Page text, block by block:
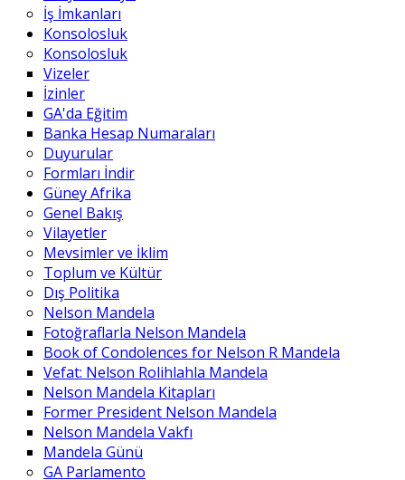
İş İmkanları
Konsolosluk
Konsolosluk
Vizeler
İzinler
GA'da Eğitim
Banka Hesap Numaraları
Duyurular
Formları İndir
Güney Afrika
Genel Bakış
Vilayetler
Mevsimler ve İklim
Toplum ve Kültür
Dış Politika
Nelson Mandela
Fotoğraflarla Nelson Mandela
Book of Condolences for Nelson R Mandela
Vefat: Nelson Rolihlahla Mandela
Nelson Mandela Kitapları
Former President Nelson Mandela
Nelson Mandela Vakfı
Mandela Günü
GA Parlamento